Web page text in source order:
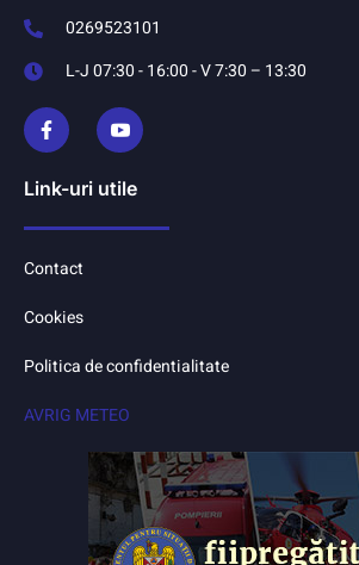
0269523101
L-J 07:30 - 16:00 - V 7:30 – 13:30
Link-uri utile
Contact
Cookies
Politica de confidentialitate
AVRIG METEO